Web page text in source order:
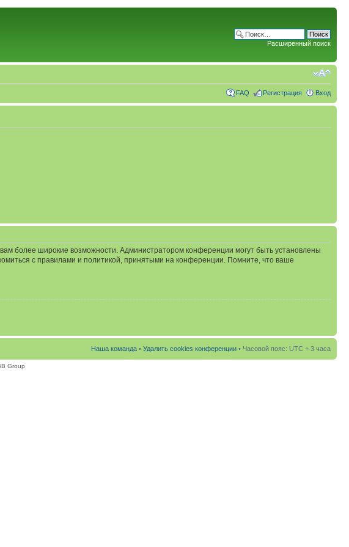
Расширенный поиск
FAQ Регистрация Вход
более широкие возможности. Администратором конференции могут быть установлены
с правилами и политикой, принятыми на конференции. Помните, что ваше
Наша команда • Удалить cookies конференции • Часовой пояс: UTC + 3 часа
Group